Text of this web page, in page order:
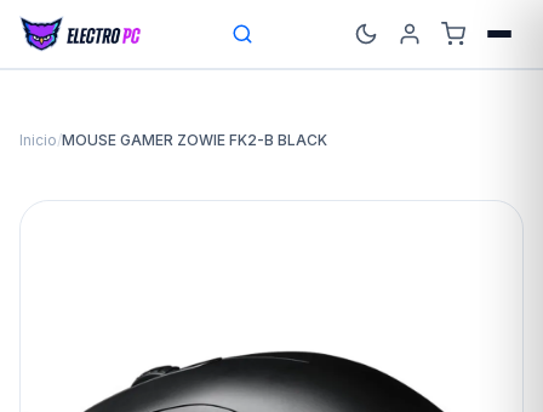
Inicio/MOUSE GAMER ZOWIE FK2-B BLACK